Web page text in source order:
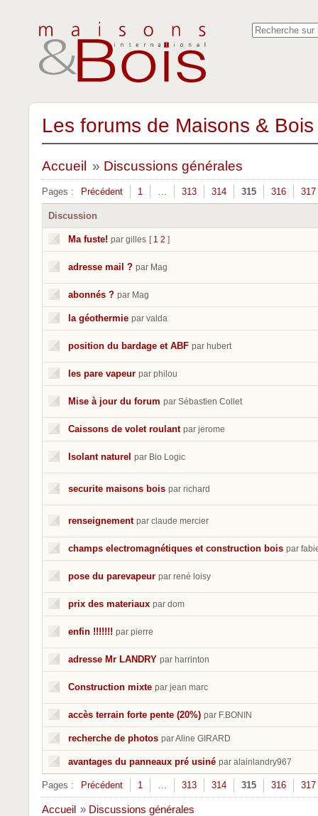
Les forums de Maisons &
Accueil » Discussions générales
Pages : Précédent 1 … 313 314 315 316 317
Discussion
Ma fuste! par gilles [ 1 2 ]
adresse mail ? par Mag
abonnés ? par Mag
la géothermie par valda
position du bardage et ABF par hubert
les pare vapeur par philou
Mise à jour du forum par Sébastien Collet
Caissons de volet roulant par jerome
Isolant naturel par Bio Logic
securite maisons bois par richard
renseignement par claude mercier
champs electromagnétiques et construction bois par
pose du parevapeur par rené loisy
prix des materiaux par dom
enfin !!!!!!! par pierre
adresse Mr LANDRY par harrinton
Construction mixte par jean marc
accès terrain forte pente (20%) par F.BONIN
recherche de photos par Aline GIRARD
avantages du panneaux pré usiné par alainlandry967
Pages : Précédent 1 … 313 314 315 316 317
Accueil » Discussions générales